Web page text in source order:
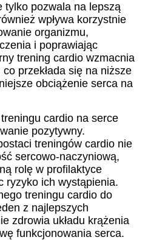
tylko pozwala na lepszą
wpływa korzystnie
organizmu,
i poprawiając
trening cardio wzmacnia
przekłada się na niższe
obciążenie serca na
cardio na serce
pozytywny.
treningów cardio nie
sercowo-naczyniową,
rolę w profilaktyce
ryzyko ich wystąpienia.
treningu cardio do
z najlepszych
zdrowia układu krążenia
funkcjonowania serca.